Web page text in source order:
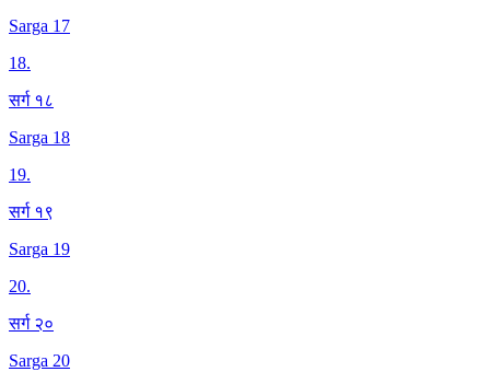
Sarga 17
18.
सर्ग १८
Sarga 18
19.
सर्ग १९
Sarga 19
20.
सर्ग २०
Sarga 20